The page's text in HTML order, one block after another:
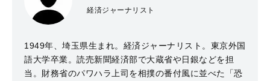
経済ジャーナリスト
1949年、埼玉県生まれ。経済ジャーナリスト。東京外国
語大学卒業。読売新聞経済部で大蔵省や日銀などを担
当。財務省のパワハラ上司を相撲の番付風に並べた「恐